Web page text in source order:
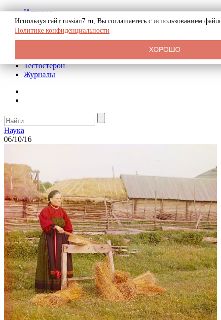
История
Биография
Криминал
Реклама на сайте
Тестостерон
Журналы
Наука
06/10/16
Используя сайт russian7.ru, Вы соглашаетесь с использованием
Политике конфиденциальности
ХОРОШО